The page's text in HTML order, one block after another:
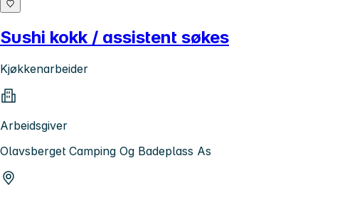
Sushi kokk / assistent søkes
Kjøkkenarbeider
Arbeidsgiver
Olavsberget Camping Og Badeplass As